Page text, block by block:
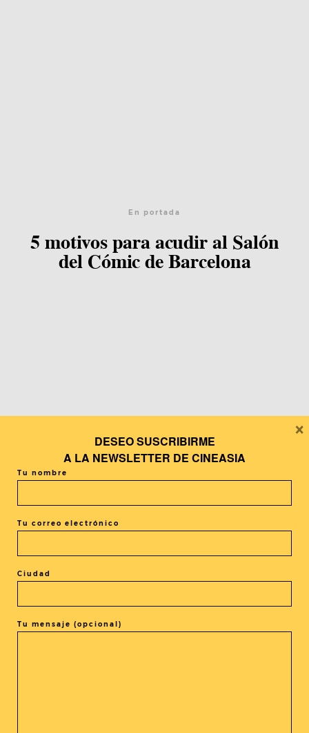
En portada
5 motivos para acudir al Salón
del Cómic de Barcelona
Un paseo por el Salón del
DESEO SUSCRIBIRME
A LA NEWSLETTER DE CINEASIA
Tu nombre
Tu correo electrónico
Ciudad
Tu mensaje (opcional)
×